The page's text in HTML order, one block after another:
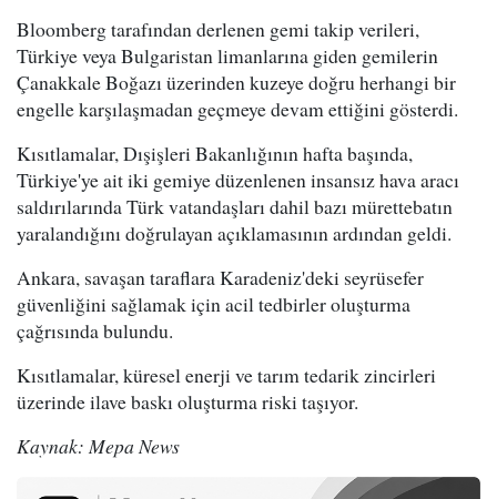
Bloomberg tarafından derlenen gemi takip verileri,
Türkiye veya Bulgaristan limanlarına giden gemilerin
Çanakkale Boğazı üzerinden kuzeye doğru herhangi bir
engelle karşılaşmadan geçmeye devam ettiğini gösterdi.
Kısıtlamalar, Dışişleri Bakanlığının hafta başında,
Türkiye'ye ait iki gemiye düzenlenen insansız hava aracı
saldırılarında Türk vatandaşları dahil bazı mürettebatın
yaralandığını doğrulayan açıklamasının ardından geldi.
Ankara, savaşan taraflara Karadeniz'deki seyrüsefer
güvenliğini sağlamak için acil tedbirler oluşturma
çağrısında bulundu.
Kısıtlamalar, küresel enerji ve tarım tedarik zincirleri
üzerinde ilave baskı oluşturma riski taşıyor.
Kaynak: Mepa News